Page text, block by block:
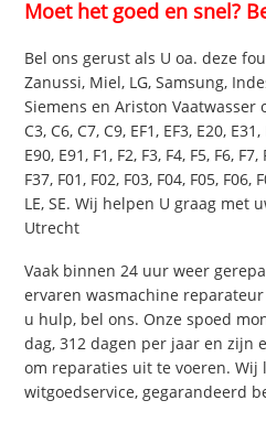
Moet het goed en snel?
Bel ons gerust als U oa. deze
Zanussi, Miel, LG, Samsung,
Siemens en Ariston Vaatwasser
C3, C6, C7, C9, EF1, EF3, E20,
E90, E91, F1, F2, F3, F4, F5, F6,
F37, F01, F02, F03, F04, F05, F06,
LE, SE. Wij helpen U graag met
Utrecht
Vaak binnen 24 uur weer
ervaren wasmachine
u hulp, bel ons. Onze spoed
dag, 312 dagen per jaar en zijn
om reparaties uit te voeren. Wij
witgoedservice, gegarandeerd